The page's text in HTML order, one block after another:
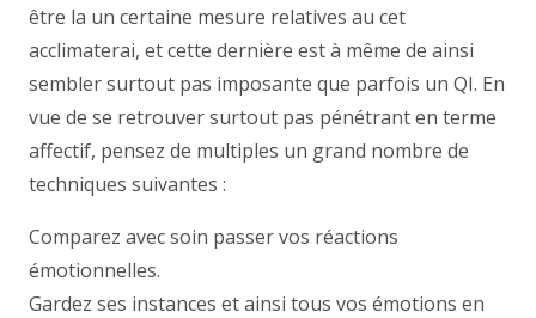
être la un certaine mesure relatives au cet
acclimaterai, et cette dernière est à même de ainsi
sembler surtout pas imposante que parfois un QI. En
vue de se retrouver surtout pas pénétrant en terme
affectif, pensez de multiples un grand nombre de
techniques suivantes :
Comparez avec soin passer vos réactions
émotionnelles.
Gardez ses instances et ainsi tous vos émotions en